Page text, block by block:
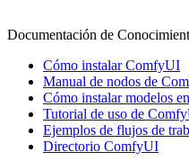
Documentación de
Cómo instalar ComfyUI
Manual de nodos de
Cómo instalar modelos
Tutorial de uso de
Ejemplos de flujos de
Directorio ComfyUI